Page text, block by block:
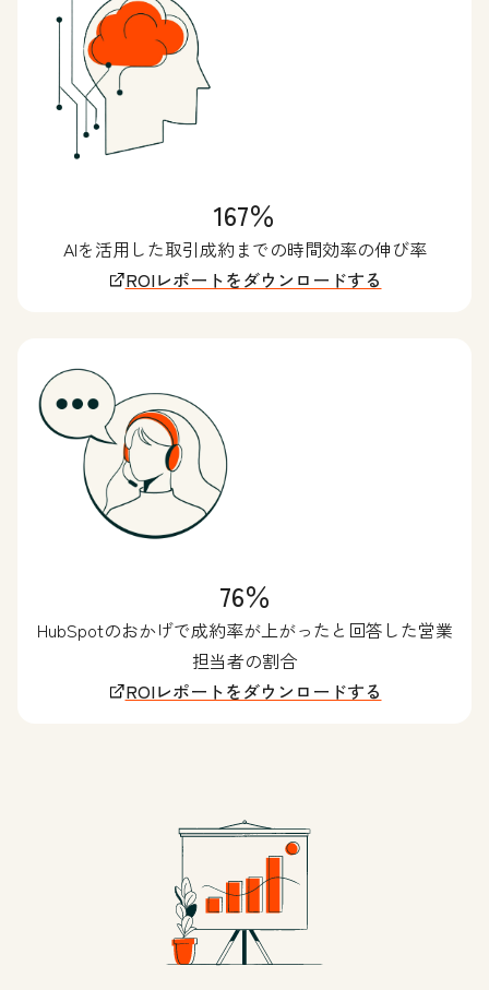
167％
AIを活用した取引成約までの時間効率の伸び率
ROIレポートをダウンロードする
76％
HubSpotのおかげで成約率が上がったと回答した営業
担当者の割合
ROIレポートをダウンロードする